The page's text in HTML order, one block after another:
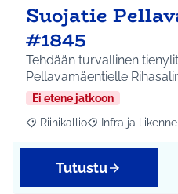
Suojatie
#1845
Tehdään turvallinen
Ei etene jatkoon
Rajaa tulokset aihepiirin
Riihikallio Rajaa tulokset
Infra ja liikenne
Tutustu